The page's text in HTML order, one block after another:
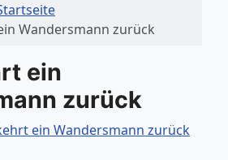
Wandersmann zurück
ein
zurück
ein Wandersmann zurück